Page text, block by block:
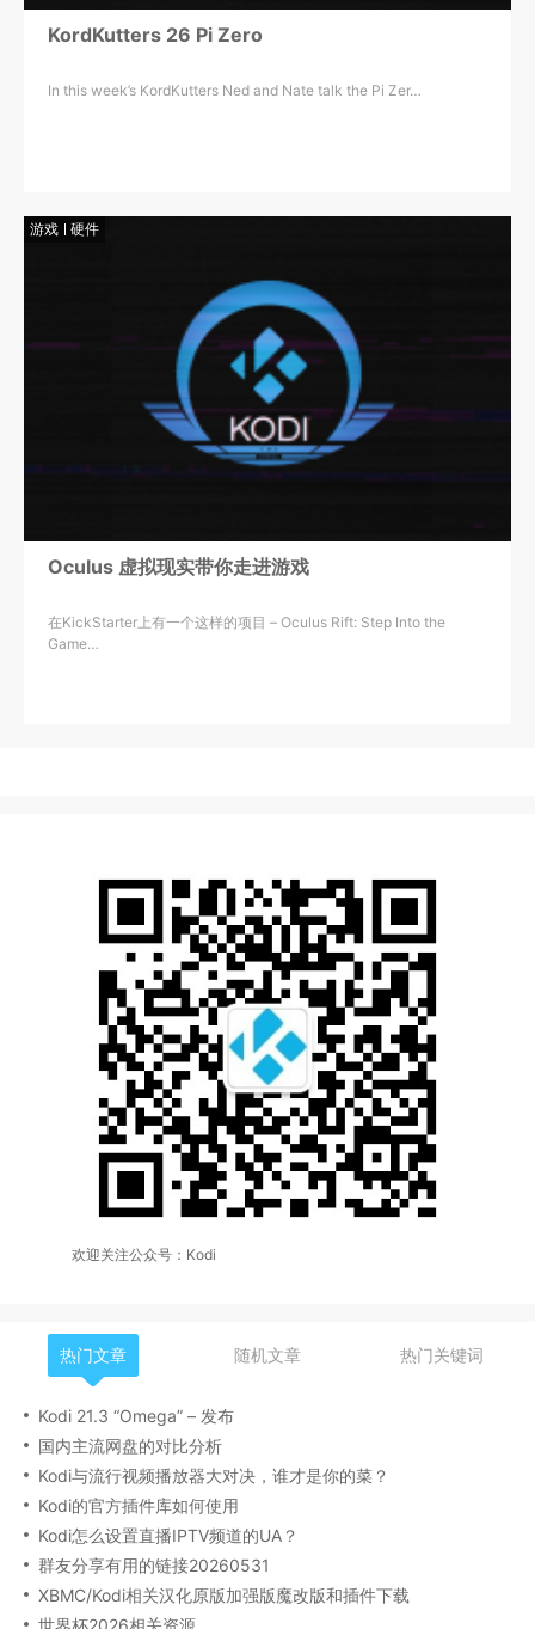
KordKutters 26 Pi Zero
In this week’s KordKutters Ned and Nate talk the Pi Zer…
游戏 硬件
Oculus 虚拟现实带你走进游戏
在KickStarter上有一个这样的项目 – Oculus Rift: Step Into the
Game…
欢迎关注公众号：Kodi
热门文章 随机文章 热门关键词
Kodi 21.3 “Omega” – 发布
国内主流网盘的对比分析
Kodi与流行视频播放器大对决，谁才是你的菜？
Kodi的官方插件库如何使用
Kodi怎么设置直播IPTV频道的UA？
群友分享有用的链接20260531
XBMC/Kodi相关汉化原版加强版魔改版和插件下载
世界杯2026相关资源